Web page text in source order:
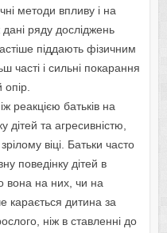
методи впливу і на
ряду досліджень
піддають фізичним
часті і сильні покарання
опір.
реакцією батьків на
дітей та агресивністю,
віці. Батьки часто
поведінку дітей в
вона на них, чи на
карається дитина за
ніж в ставленні до